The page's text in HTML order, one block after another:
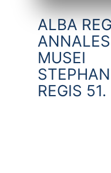
ALBA
ANNALES
MUSEI
REGIS 51.